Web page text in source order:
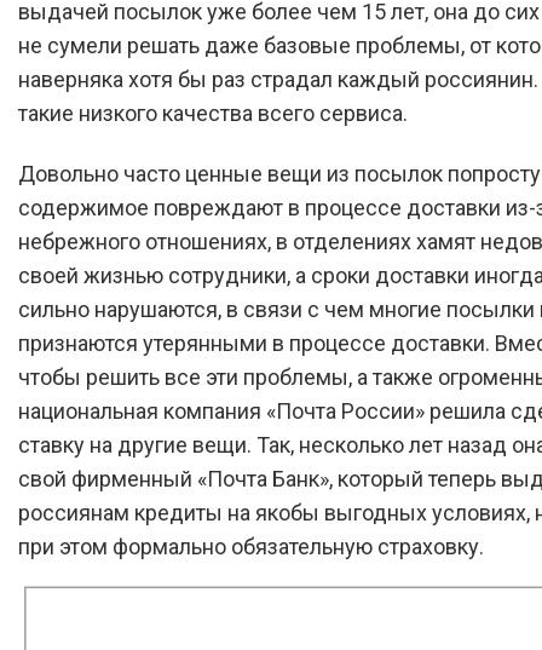
выдачей посылок уже более чем 15 лет, она до сих
не сумели решать даже базовые проблемы, от
наверняка хотя бы раз страдал каждый
такие низкого качества всего сервиса.
Довольно часто ценные вещи из посылок
содержимое повреждают в процессе доставки из-
небрежного отношениях, в отделениях хамят
своей жизнью сотрудники, а сроки доставки
сильно нарушаются, в связи с чем многие посылки
признаются утерянными в процессе доставки.
чтобы решить все эти проблемы, а также
национальная компания «Почта России» решила
ставку на другие вещи. Так, несколько лет назад
свой фирменный «Почта Банк», который теперь
россиянам кредиты на якобы выгодных условиях,
при этом формально обязательную страховку.